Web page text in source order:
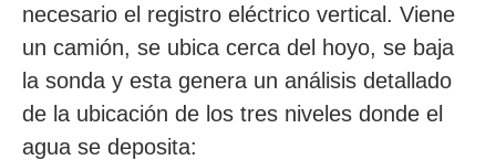
necesario el registro eléctrico vertical. Viene
un camión, se ubica cerca del hoyo, se baja
la sonda y esta genera un análisis detallado
de la ubicación de los tres niveles donde el
agua se deposita: